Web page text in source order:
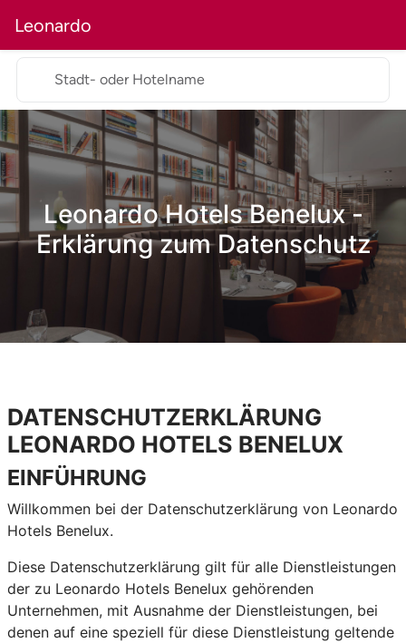
Leonardo
Leonardo Hotels Benelux -
Erklärung zum Datenschutz
Stadt- oder Hotelname
DATENSCHUTZERKLÄRUNG
LEONARDO HOTELS BENELUX
EINFÜHRUNG
Willkommen bei der Datenschutzerklärung von Leonardo
Hotels Benelux.
Diese Datenschutzerklärung gilt für alle Dienstleistungen
der zu Leonardo Hotels Benelux gehörenden
Unternehmen, mit Ausnahme der Dienstleistungen, bei
denen auf eine speziell für diese Dienstleistung geltende